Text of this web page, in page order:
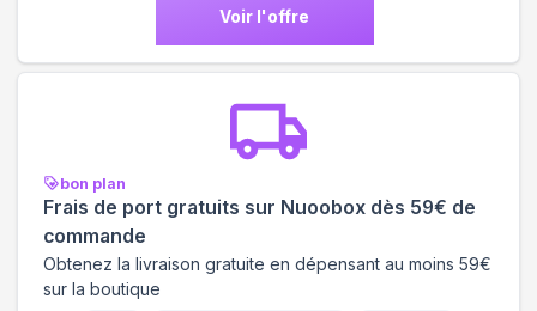
Voir l'offre
bon plan
Frais de port gratuits sur Nuoobox dès 59€ de
commande
Obtenez la livraison gratuite en dépensant au moins 59€
sur la boutique